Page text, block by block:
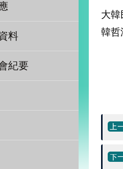
料
紀要
大
韓哲